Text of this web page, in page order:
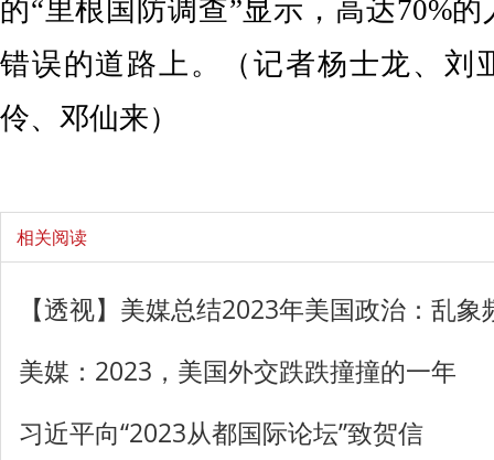
的“里根国防调查”显示，高达70%
错误的道路上。（记者杨士龙、刘
伶、邓仙来）
相关阅读
【透视】美媒总结2023年美国政治：乱
美媒：2023，美国外交跌跌撞撞的一年
习近平向“2023从都国际论坛”致贺信